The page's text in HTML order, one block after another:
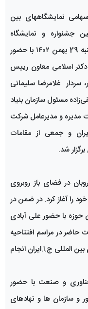
نمایشگاههای بین
جشنواره و نمایشگاه
سرآمدان فناوری و صنعت صبح روز یکشنبه 29 بهمن ۱۴۰۲ با حضور
اسلامی معاون رییس
غلامرضا سلیمانی
مسئول سازمان بنیاد
مدیره و مدیرعامل شرکت
و جمعی از مقامات
شد.
در فضای باز روبروی
را آغاز کرد. در ضمن در
حوزه با حضور علی آبادی
در مراسم افتتاحیه
المللی ج.ا.ایران انجام
و صنعت با حضور
و سازمان ها و نهادهای